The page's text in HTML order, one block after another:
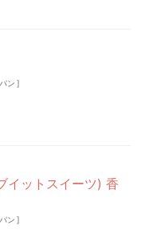
ン ]
イットスイーツ) 香
ン ]